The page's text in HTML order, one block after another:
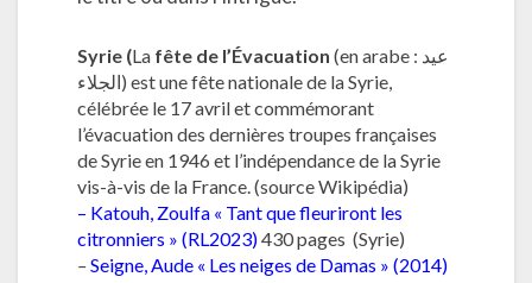
Syrie (La fête de l’Évacuation (en arabe : عيد
الجلاء) est une fête nationale de la Syrie,
célébrée le 17 avril et commémorant
l’évacuation des dernières troupes françaises
de Syrie en 1946 et l’indépendance de la Syrie
vis-à-vis de la France. (source Wikipédia)
– Katouh, Zoulfa « Tant que fleuriront les
citronniers » (RL2023)430 pages (Syrie)
–Seigne, Aude « Les neiges de Damas » (2014)